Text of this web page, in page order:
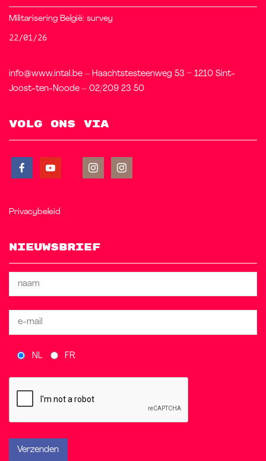
Militarisering België: survey
22/01/26
info@www.intal.be – Haachtstesteenweg 53 – 1210 Sint-
Joost-ten-Noode – 02/209 23 50
Volg ons via
Privacybeleid
Nieuwsbrief
NL FR